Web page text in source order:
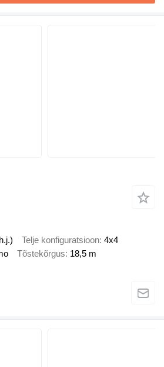
Telje konfiguratsioon 4x4
Tõstekõrgus 18,5 m